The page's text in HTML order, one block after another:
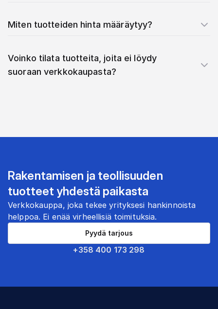
Miten tuotteiden hinta määräytyy?
Voinko tilata tuotteita, joita ei löydy
suoraan verkkokaupasta?
Rakentamisen ja teollisuuden
tuotteet yhdestä paikasta
Verkkokauppa, joka tekee yrityksesi hankinnoista
helppoa. Ei enää virheellisiä toimituksia.
+358 400 173 298
Pyydä tarjous